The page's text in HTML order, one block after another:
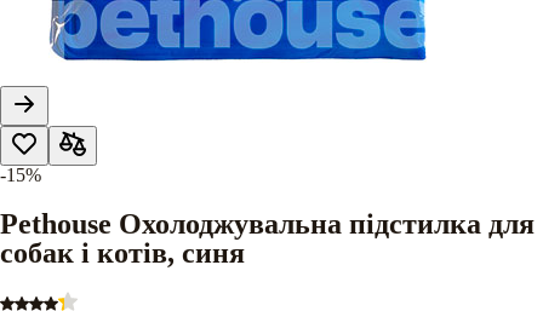
-15%
Pethouse Охолоджувальна підстилка для
собак і котів, синя